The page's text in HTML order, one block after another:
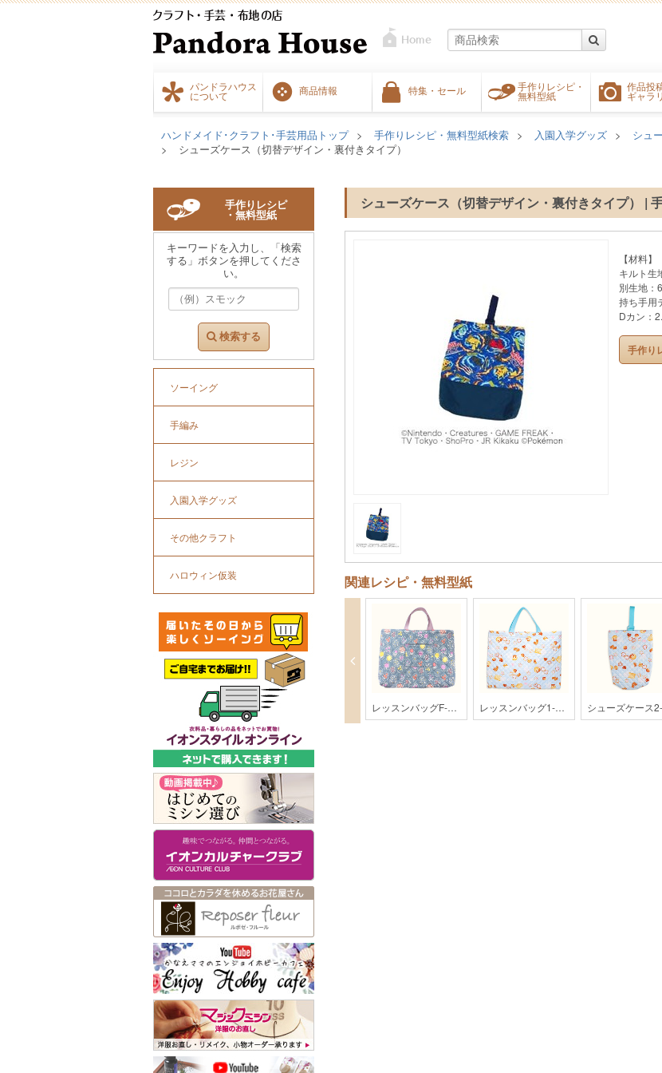
パンドラハウス
について
商品情報 特集・セール
手作りレシピ・
無料型紙
作品投
ギャラ
ハンドメイド･クラフト･手芸用品トップ 手作りレシピ・無料型紙検索 入園入学グッズ シュ
シューズケース（切替デザイン・裏付きタイプ）
シューズケース（切替デザイン・裏付きタイプ） |
【材料】
キルト生
別生地：
持ち手用
Dカン：
手作り
関連レシピ・無料型紙
レッスンバッグF-497【kippis】 レッスンバッグ1-1【2022入園入学】
手作りレシピ
・無料型紙
キーワードを入力し、「検索
する」ボタンを押してくださ
い。
検索する
ソーイング
手編み
レジン
入園入学グッズ
その他クラフト
ハロウィン仮装